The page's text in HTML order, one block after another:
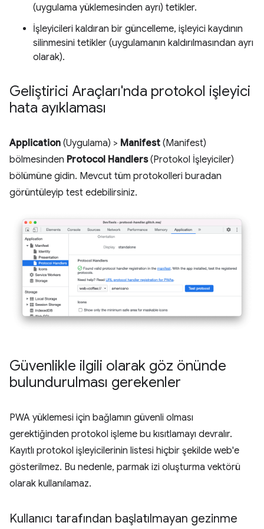
(uygulama yüklemesinden ayrı) tetikler.
İşleyicileri kaldıran bir güncelleme, işleyici kaydının
silinmesini tetikler (uygulamanın kaldırılmasından ayrı
olarak).
Geliştirici Araçları'nda protokol işleyici
hata ayıklaması
Application (Uygulama) > Manifest (Manifest)
bölmesinden Protocol Handlers(Protokol İşleyiciler)
bölümüne gidin. Mevcut tüm protokolleri buradan
görüntüleyip test edebilirsiniz.
Güvenlikle ilgili olarak göz önünde
bulundurulması gerekenler
PWA yüklemesi için bağlamın güvenli olması
gerektiğinden protokol işleme bu kısıtlamayı devralır.
Kayıtlı protokol işleyicilerinin listesi hiçbir şekilde web'e
gösterilmez. Bu nedenle, parmak izi oluşturma vektörü
olarak kullanılamaz.
Kullanıcı tarafından başlatılmayan gezinme